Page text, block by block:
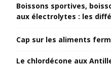
Boissons sportives,
aux électrolytes : les
Cap sur les aliments
Le chlordécone aux